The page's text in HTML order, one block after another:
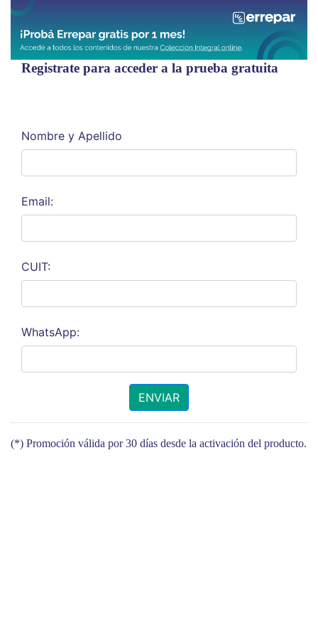
Registrate para acceder a la prueba gratuita
Nombre y Apellido
Email:
CUIT:
WhatsApp:
ENVIAR
(*) Promoción válida por 30 días desde la activación del producto.